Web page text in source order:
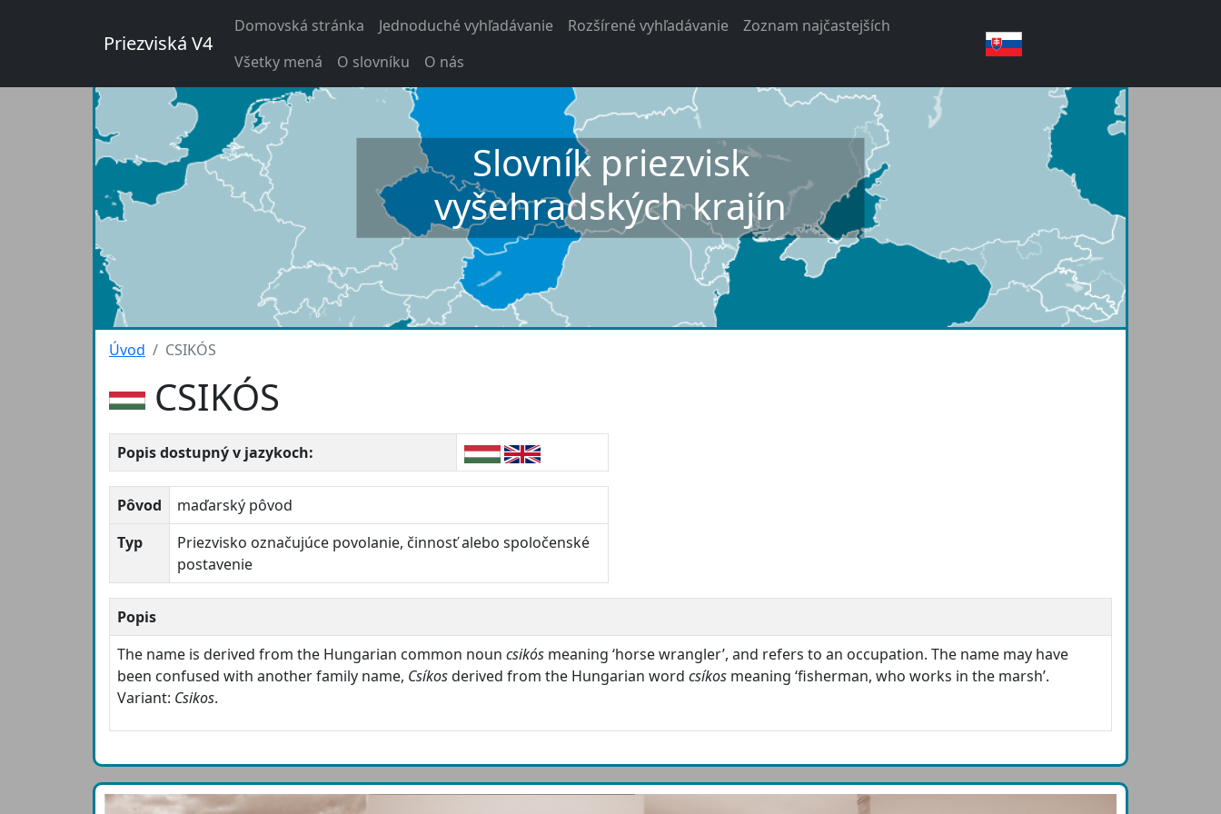
Priezviská V4
Domovská stránka Jednoduché vyhľadávanie Rozšírené vyhľadávanie
Zoznam najčastejších
Všetky mená
O slovníku O nás
Slovník priezvisk
vyšehradských krajín
Úvod CSIKÓS
CSIKÓS
Popis dostupný v jazykoch:
Pôvod
maďarský pôvod
Typ
Priezvisko označujúce povolanie, činnosť alebo spoločenské
postavenie
Popis
The name is derived from the Hungarian common noun csikós meaning ‘horse wrangler’, and refers to an occupation. The name may have
been confused with another family name, Csíkosderived from the Hungarian word csíkos meaning ‘fisherman, who works in the marsh’.
Variant: Csikos.